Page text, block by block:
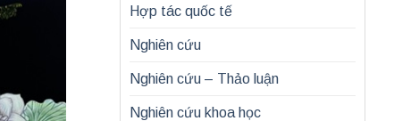
Hợp tác quốc tế
Nghiên cứu
Nghiên cứu – Thảo luận
Nghiên cứu khoa học